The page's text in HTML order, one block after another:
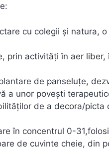
cu colegii și natura,
prin activități în aer
de panseluțe,
a unor povești
de a decora/picta
în concentrul 0-
de cuvinte cheie, din